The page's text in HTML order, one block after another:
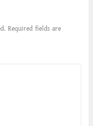
গহন ঊর্মিল যৌবন
Required fields are